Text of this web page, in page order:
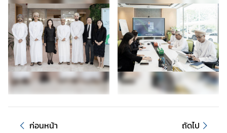
ก่อนหน้า ถัดไป